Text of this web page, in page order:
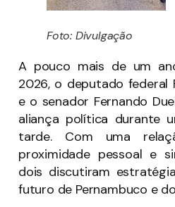
Foto: Divulgação
A pouco mais de um
2026, o deputado federal
e o senador Fernando
aliança política durante
tarde. Com uma
proximidade pessoal e
dois discutiram
futuro de Pernambuco e